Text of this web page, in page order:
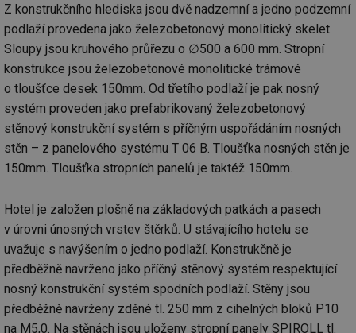
Z konstrukčního hlediska jsou dvě nadzemní a jedno podzemní
podlaží provedena jako železobetonový monolitický skelet.
Sloupy jsou kruhového průřezu o ∅500 a 600 mm. Stropní
konstrukce jsou železobetonové monolitické trámové
o tloušťce desek 150mm. Od třetího podlaží je pak nosný
systém proveden jako prefabrikovaný železobetonový
stěnový konstrukční systém s příčným uspořádáním nosných
stěn – z panelového systému T 06 B. Tloušťka nosných stěn je
150mm. Tloušťka stropních panelů je taktéž 150mm.
Hotel je založen plošně na základových patkách a pasech
v úrovni únosných vrstev štěrků. U stávajícího hotelu se
uvažuje s navýšením o jedno podlaží. Konstrukčně je
předběžně navrženo jako příčný stěnový systém respektující
nosný konstrukční systém spodních podlaží. Stěny jsou
předběžně navrženy zděné tl. 250 mm z cihelných bloků P10
na M5,0. Na stěnách jsou uloženy stropní panely SPIROLL tl.